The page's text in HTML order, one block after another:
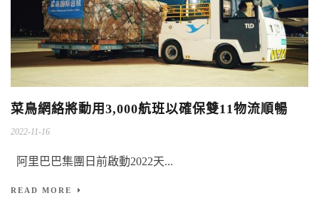
菜鳥網絡將動用3,000航班以確保雙11物流順暢
2022-11-16
阿里巴巴集團日前啟動2022天...
READ MORE